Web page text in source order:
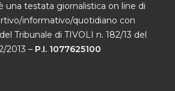
una testata giornalistica on line di
informativo/quotidiano con
Tribunale di TIVOLI n. 182/13 del
2013 – P.I. 1077625100